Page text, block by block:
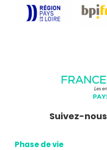
Suivez-nous
Phase de vie